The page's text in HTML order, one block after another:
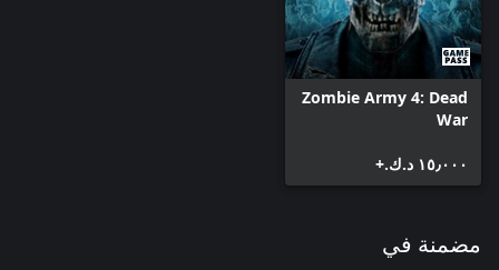
Zombie Army 4: Dead
War
١٥٫٠٠٠ د.ك.‏+
مضمنة في